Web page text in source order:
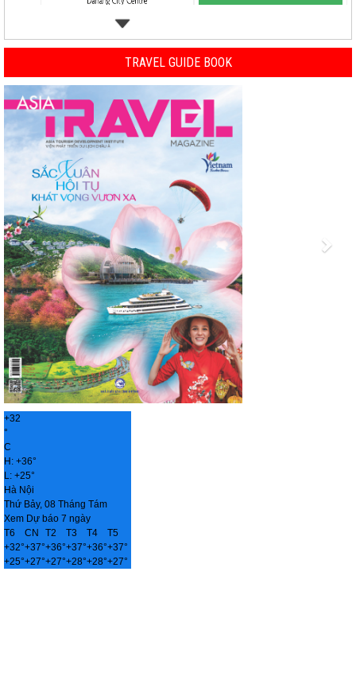
TRAVEL GUIDE BOOK
Previous
+32
°
C
H: +36°
L: +25°
Hà Nội
Thứ Bảy, 08 Tháng Tám
Xem Dự báo 7 ngày
T6
CN T2 T3 T4
T5
+32°+37°+36°+37°+36°+37°
+25°+27°+27°+28°+28°+27°